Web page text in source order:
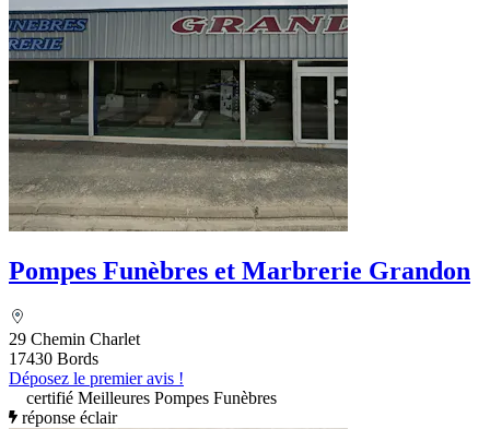
Pompes Funèbres et Marbrerie Grandon
29 Chemin Charlet
17430 Bords
Déposez le premier avis !
certifié Meilleures Pompes Funèbres
réponse éclair